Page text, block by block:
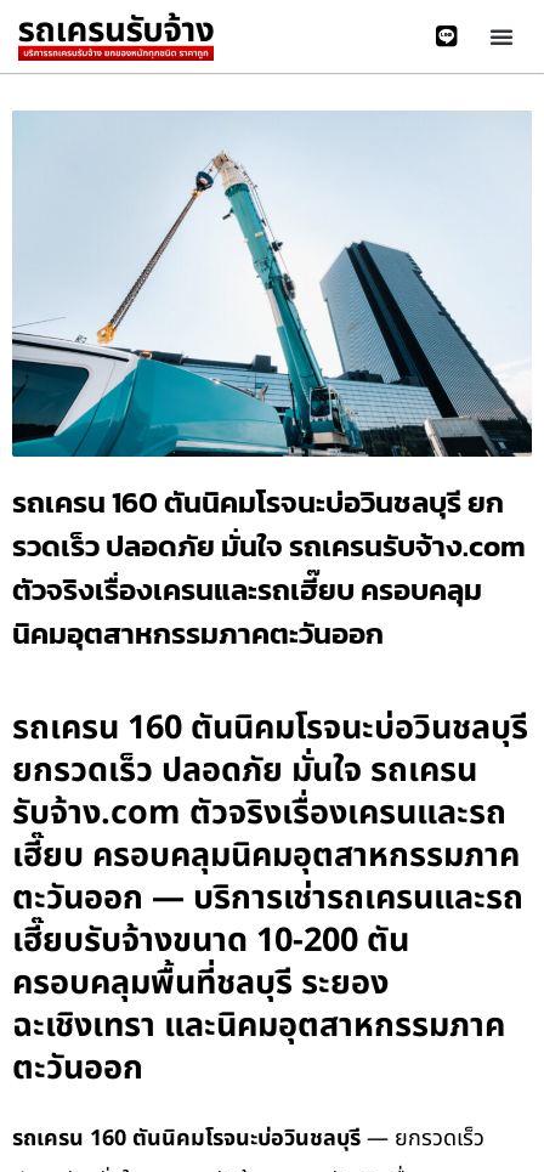
รถเครน 160 ตันนิคมโรจนะบ่อวินชลบุรี ยก
รวดเร็ว ปลอดภัย มั่นใจ รถเครนรับจ้าง.com
ตัวจริงเรื่องเครนและรถเฮี๊ยบ ครอบคลุม
นิคมอุตสาหกรรมภาคตะวันออก
รถเครน 160 ตันนิคมโรจนะบ่อวินชลบุรี
ยกรวดเร็ว ปลอดภัย มั่นใจ รถเครน
รับจ้าง.com ตัวจริงเรื่องเครนและรถ
เฮี๊ยบ ครอบคลุมนิคมอุตสาหกรรมภาค
ตะวันออก — บริการเช่ารถเครนและรถ
เฮี๊ยบรับจ้างขนาด 10-200 ตัน
ครอบคลุมพื้นที่ชลบุรี ระยอง
ฉะเชิงเทรา และนิคมอุตสาหกรรมภาค
ตะวันออก
รถเครน 160 ตันนิคมโรจนะบ่อวินชลบุรี— ยกรวดเร็ว